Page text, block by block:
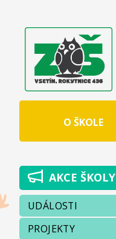
O ŠKOLE
AKCE ŠKOLY
UDÁLOSTI
PROJEKTY